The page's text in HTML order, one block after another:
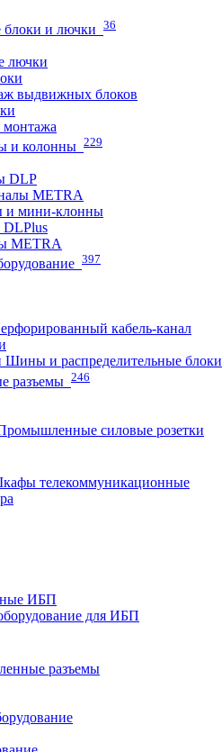
и лючки
36
лючки
выдвижных блоков
монтажа
и колонны 229
DLP
METRA
и мини-клонны
METRA
397
кабель-канал
Шины и распределительные блоки
разъемы 246
силовые розетки
телекоммуникационные
ИБП
для ИБП
разъемы